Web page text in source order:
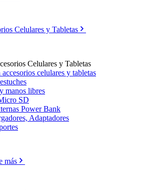
Celulares y Tabletas
Celulares y Tabletas
celulares y tabletas
manos libres
SD
Power Bank
Adaptadores
más